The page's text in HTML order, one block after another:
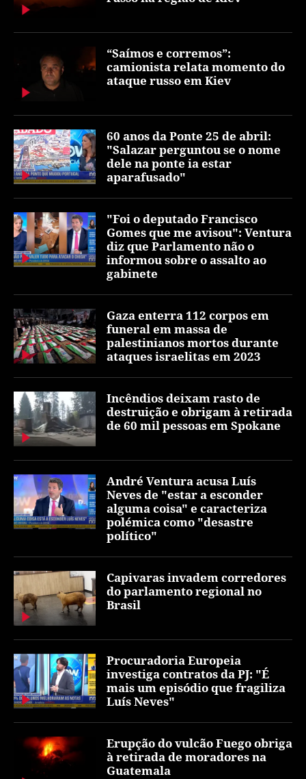
“Saímos e corremos”:
camionista relata momento do
ataque russo em Kiev
60 anos da Ponte 25 de abril:
"Salazar perguntou se o nome
dele na ponte ia estar
aparafusado"
"Foi o deputado Francisco
Gomes que me avisou": Ventura
diz que Parlamento não o
informou sobre o assalto ao
gabinete
Gaza enterra 112 corpos em
funeral em massa de
palestinianos mortos durante
ataques israelitas em 2023
Incêndios deixam rasto de
destruição e obrigam à retirada
de 60 mil pessoas em Spokane
André Ventura acusa Luís
Neves de "estar a esconder
alguma coisa" e caracteriza
polémica como "desastre
político"
Capivaras invadem corredores
do parlamento regional no
Brasil
Procuradoria Europeia
investiga contratos da PJ: "É
mais um episódio que fragiliza
Luís Neves"
Erupção do vulcão Fuego obriga
à retirada de moradores na
Guatemala